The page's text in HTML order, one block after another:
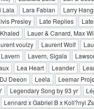
Lala Lara Fabian Larry
Presley Late Replies
Lauer & Canard, Max
voulzy Laurent Wolf
Lavern Lavern, Sigala
Lea Heart Leander
Deeon Leela Leemar
Legendary Song by 93 yr
Lennard x Gabriel B x Koll?nyi